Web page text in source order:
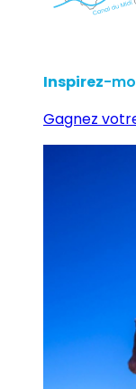
Inspirez-
Gagnez